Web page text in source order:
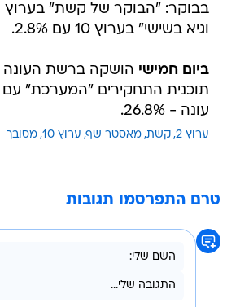
וגיא בשישי" בערוץ 10 עם 2.8%.
ביום חמישי הושקה ברשת
תוכנית התחקירים "המערכת" עם
עונה - 26.8%.
ערוץ 2 קשת מאסטר שף ערוץ 10 מסובך
טרם התפרסמו תגובות